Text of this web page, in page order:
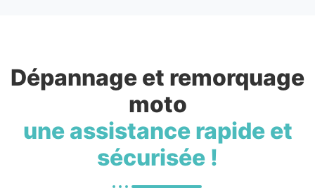
Dépannage et remorquage
moto
une assistance rapide et
sécurisée !